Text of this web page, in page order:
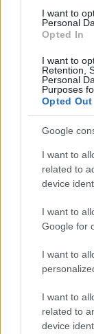
I want to
Personal
Opted In
I want to
Retention,
Personal
Purposes
Opted Out
Google
I want to
related to
device
I want to
Google for
I want to
I want to
related to
device
Vuoi
Puoi
cliccando
Sei già
Puoi
sezione